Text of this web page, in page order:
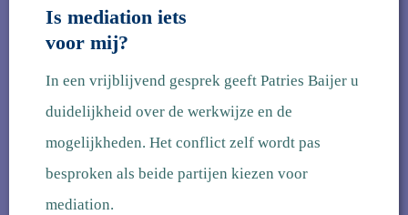
Is mediation iets
voor mij?
In een vrijblijvend gesprek geeft Patries Baijer u
duidelijkheid over de werkwijze en de
mogelijkheden. Het conflict zelf wordt pas
besproken als beide partijen kiezen voor
mediation.